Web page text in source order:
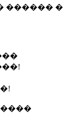
������ �